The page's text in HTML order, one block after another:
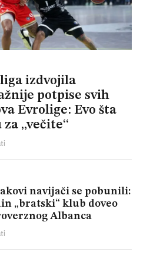
izdvojila
potpise svih
Evrolige: Evo šta
za „večite“
navijači se pobunili:
„bratski“ klub doveo
Albanca